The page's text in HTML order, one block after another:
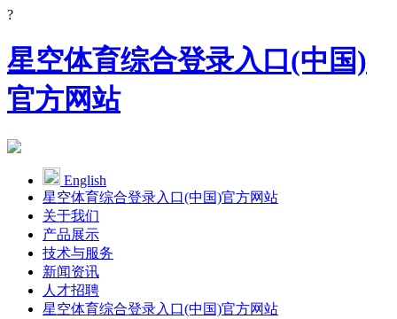
?
星空体育综合登录入口(中国)
官方网站
English
星空体育综合登录入口(中国)官方网站
关于我们
产品展示
技术与服务
新闻资讯
人才招聘
星空体育综合登录入口(中国)官方网站